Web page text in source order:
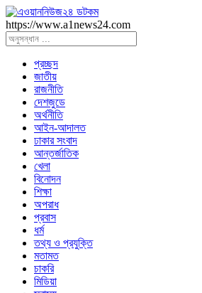
https://www.a1news24.com
প্রচ্ছদ
জাতীয়
রাজনীতি
দেশজুডে
অর্থনীতি
আইন-আদালত
ঢাকার সংবাদ
আন্তর্জাতিক
খেলা
বিনোদন
শিক্ষা
অপরাধ
প্রবাস
ধর্ম
তথ্য ও প্রযুক্তি
মতামত
চাকরি
মিডিয়া